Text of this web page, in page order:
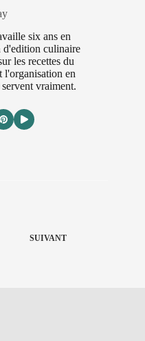
six ans en
d'edition culinaire
les recettes du
l'organisation en
vraiment.
SUIVANT